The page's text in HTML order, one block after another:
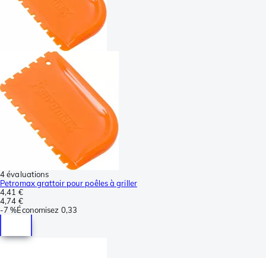
4 évaluations
Petromax grattoir pour poêles à griller
4,41 €
4,74 €
-7 %Économisez 0,33